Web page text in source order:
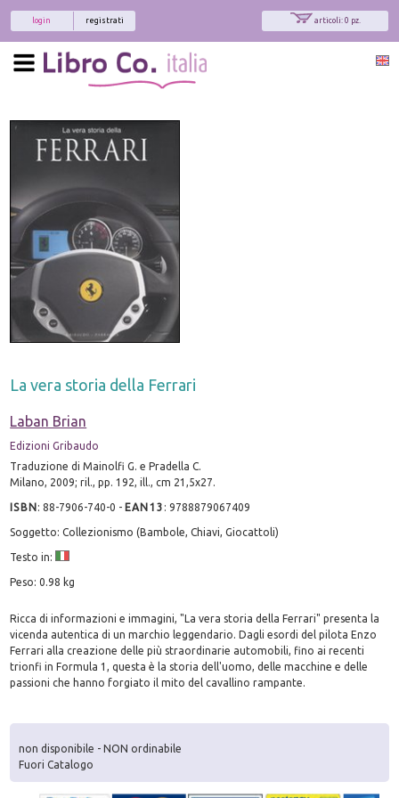
articoli: 0 pz.
registrati
login
La vera storia della Ferrari
Laban Brian
Edizioni Gribaudo
Traduzione di Mainolfi G. e Pradella C.
Milano, 2009; ril., pp. 192, ill., cm 21,5x27.
ISBN:88-7906-740-0 - EAN13 :9788879067409
Soggetto: Collezionismo (Bambole, Chiavi, Giocattoli)
Testo in:
Peso: 0.98 kg
Ricca di informazioni e immagini, "La vera storia della Ferrari" presenta la
vicenda autentica di un marchio leggendario. Dagli esordi del pilota Enzo
Ferrari alla creazione delle più straordinarie automobili, fino ai recenti
trionfi in Formula 1, questa è la storia dell'uomo, delle macchine e delle
passioni che hanno forgiato il mito del cavallino rampante.
non disponibile - NON ordinabile
Fuori Catalogo
Interessato ai nostri libri?
Allora iscriviti alla nostra newsletter!
Sarai informato delle nostre novità, potrai
comunque cancellarti quando desideri.
modulo di iscrizione